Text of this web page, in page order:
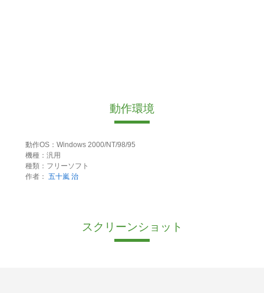
動作環境
動作OS：Windows 2000/NT/98/95
機種：汎用
種類：フリーソフト
作者： 五十嵐 治
スクリーンショット